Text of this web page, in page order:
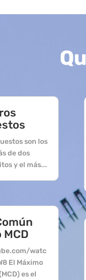
son los
de dos
y el más...
watc
El Máximo
es el